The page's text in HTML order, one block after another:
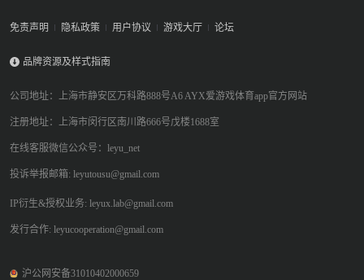
免责声明 隐私政策 用户协议 游戏大厅 论坛
品牌资源及样式指南
公司地址：上海市静安区万科路888号A6 AYX爱游戏体育app官方网站
注册地址：上海市闵行区南川路666号戊楼1688室
在线客服微信公众号：leyu_net
投诉举报邮箱: leyutousu@gmail.com
IP衍生&授权业务: leyux.lab@gmail.com
发行合作: leyucooperation@gmail.com
沪公网安备31010402000659